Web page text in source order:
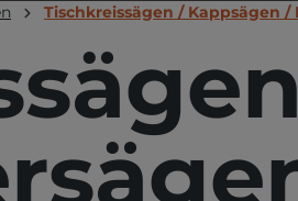
Tischkreissägen / Kappsägen /